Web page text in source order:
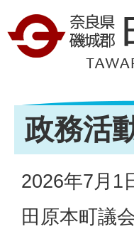
政務活
2026年7月1
田原本町議